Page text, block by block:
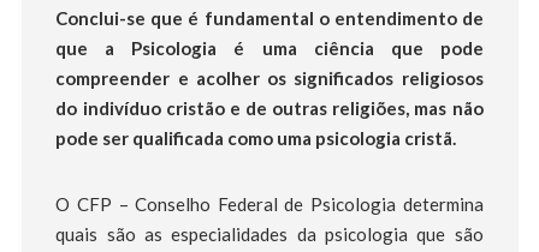
Conclui-se que é fundamental o entendimento de
que a Psicologia é uma ciência que pode
compreender e acolher os significados religiosos
do indivíduo cristão e de outras religiões, mas não
pode ser qualificada como uma psicologia cristã.
O CFP – Conselho Federal de Psicologia determina
quais são as especialidades da psicologia que são